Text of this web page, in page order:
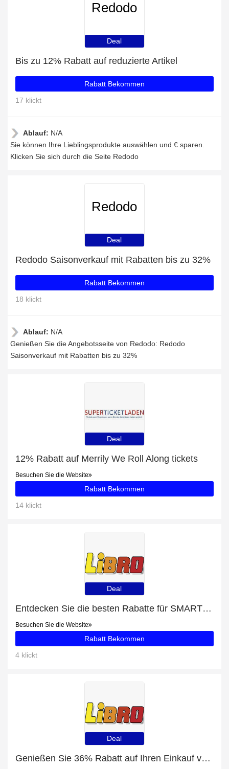
Redodo
Deal
Bis zu 12% Rabatt auf reduzierte Artikel
Rabatt Bekommen
17 klickt
Ablauf: N/A
Sie können Ihre Lieblingsprodukte auswählen und € sparen.
Klicken Sie sich durch die Seite Redodo
Redodo
Deal
Redodo Saisonverkauf mit Rabatten bis zu 32%
Rabatt Bekommen
18 klickt
Ablauf: N/A
Genießen Sie die Angebotsseite von Redodo: Redodo
Saisonverkauf mit Rabatten bis zu 32%
Deal
12% Rabatt auf Merrily We Roll Along tickets
Besuchen Sie die Website
Rabatt Bekommen
14 klickt
Deal
Entdecken Sie die besten Rabatte für SMARTWATCHES mit bis zu 37% Rabatt
Besuchen Sie die Website
Rabatt Bekommen
4 klickt
Deal
Genießen Sie 36% Rabatt auf Ihren Einkauf von HEFTE & BLÖCKE, ausschließlich online